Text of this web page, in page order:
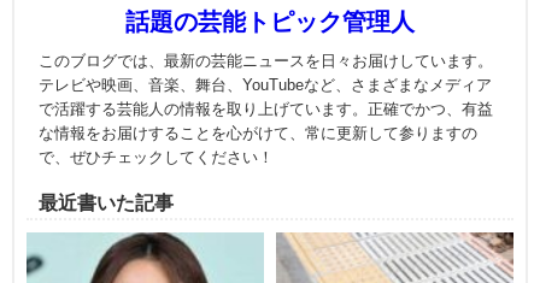
話題の芸能トピック管理人
このブログでは、最新の芸能ニュースを日々お届けしています。
テレビや映画、音楽、舞台、YouTubeなど、さまざまなメディア
で活躍する芸能人の情報を取り上げています。正確でかつ、有益
な情報をお届けすることを心がけて、常に更新して参りますの
で、ぜひチェックしてください！
最近書いた記事